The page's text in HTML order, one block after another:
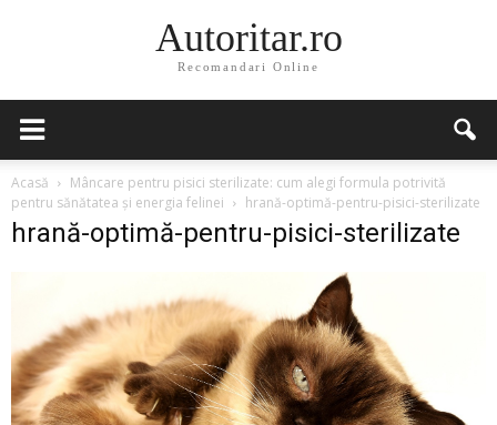
Autoritar.ro
Recomandari Online
Acasă
Mâncare pentru pisici sterilizate: cum alegi formula potrivită
pentru sănătatea și energia felinei
hrană-optimă-pentru-pisici-sterilizate
hrană-optimă-pentru-pisici-sterilizate